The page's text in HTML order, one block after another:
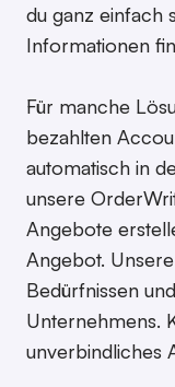
du ganz einfach
Informationen
Für manche
bezahlten
automatisch in
unsere
Angebote
Angebot.
Bedürfnissen
Unternehmens.
unverbindliches